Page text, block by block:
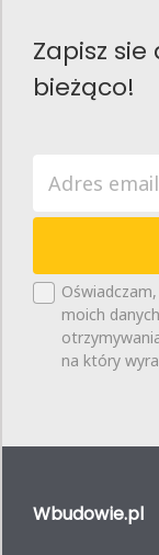
Zapisz
bieżąco!
moich
na który
Wbudowie.pl